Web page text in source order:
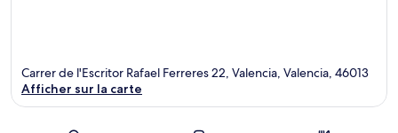
Carrer de l'Escritor Rafael Ferreres 22, Valencia, Valencia, 46013
Afficher sur la carte